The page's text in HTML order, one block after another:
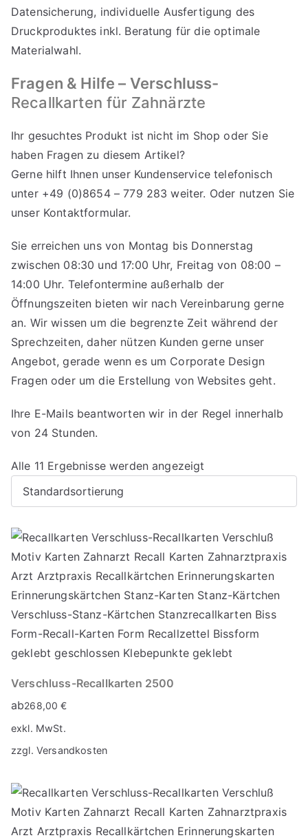
Datensicherung, individuelle Ausfertigung des
Druckproduktes inkl. Beratung für die optimale
Materialwahl.
Fragen & Hilfe – Verschluss-
Recallkarten für Zahnärzte
Ihr gesuchtes Produkt ist nicht im Shop oder Sie
haben Fragen zu diesem Artikel?
Gerne hilft Ihnen unser Kundenservice telefonisch
unter +49 (0)8654 – 779 283 weiter. Oder nutzen Sie
unser Kontaktformular.
Sie erreichen uns von Montag bis Donnerstag
zwischen 08:30 und 17:00 Uhr, Freitag von 08:00 –
14:00 Uhr. Telefontermine außerhalb der
Öffnungszeiten bieten wir nach Vereinbarung gerne
an. Wir wissen um die begrenzte Zeit während der
Sprechzeiten, daher nützen Kunden gerne unser
Angebot, gerade wenn es um Corporate Design
Fragen oder um die Erstellung von Websites geht.
Ihre E-Mails beantworten wir in der Regel innerhalb
von 24 Stunden.
Alle 11 Ergebnisse werden angezeigt
Verschluss-Recallkarten 2500
ab268,00€
exkl. MwSt.
zzgl. Versandkosten